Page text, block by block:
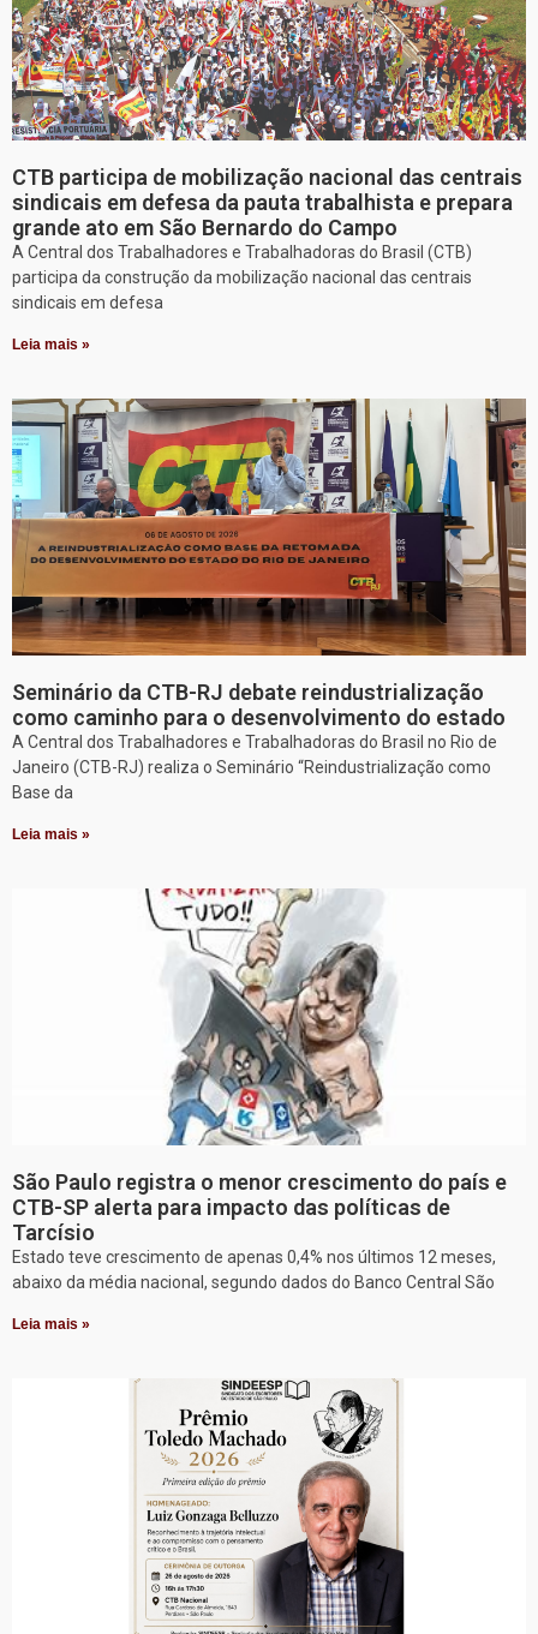
CTB participa de mobilização nacional das centrais
sindicais em defesa da pauta trabalhista e prepara
grande ato em São Bernardo do Campo
A Central dos Trabalhadores e Trabalhadoras do Brasil (CTB)
participa da construção da mobilização nacional das centrais
sindicais em defesa
Leia mais »
Seminário da CTB-RJ debate reindustrialização
como caminho para o desenvolvimento do estado
A Central dos Trabalhadores e Trabalhadoras do Brasil no Rio de
Janeiro (CTB-RJ) realiza o Seminário “Reindustrialização como
Base da
Leia mais »
São Paulo registra o menor crescimento do país e
CTB-SP alerta para impacto das políticas de
Tarcísio
Estado teve crescimento de apenas 0,4% nos últimos 12 meses,
abaixo da média nacional, segundo dados do Banco Central São
Leia mais »